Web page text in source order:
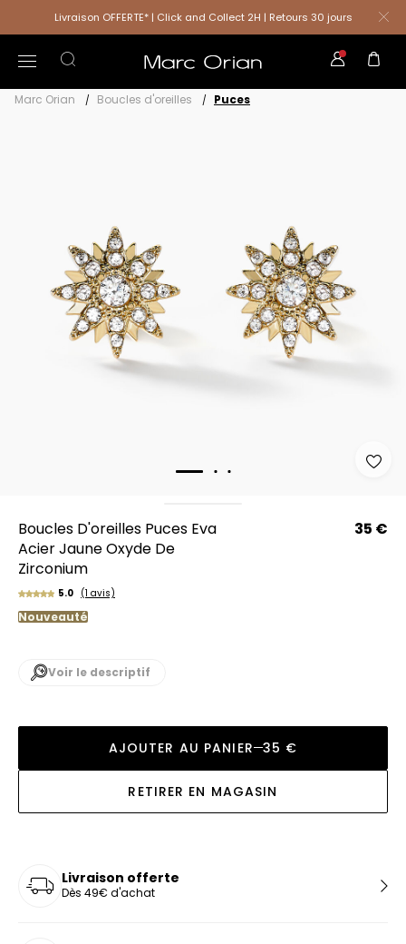
Livraison OFFERTE* | Click and Collect 2H | Retours 30 jours
Marc Orian Boucles d'oreilles Puces
Boucles D'oreilles Puces Eva
Acier Jaune Oxyde De
Zirconium
35 €
5.0 (1 avis)
Nouveauté
Voir le descriptif
AJOUTER AU PANIER 35 €
RETIRER EN MAGASIN
Livraison offerte
Dès 49€ d'achat